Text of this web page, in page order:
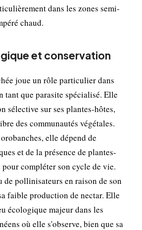
dans les zones semi-
chaud.
et conservation
joue un rôle particulier dans
tant que parasite spécialisé. Elle
sélective sur ses plantes-hôtes,
des communautés végétales.
elle dépend de
et de la présence de plantes-
compléter son cycle de vie.
de pollinisateurs en raison de son
faible production de nectar. Elle
écologique majeur dans les
où elle s'observe, bien que sa